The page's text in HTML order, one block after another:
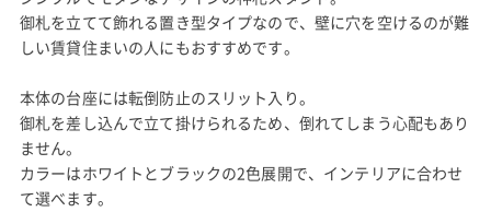
御札を立てて飾れる置き型タイプなので、壁に穴を空けるのが難
しい賃貸住まいの人にもおすすめです。
本体の台座には転倒防止のスリット入り。
御札を差し込んで立て掛けられるため、倒れてしまう心配もあり
ません。
カラーはホワイトとブラックの2色展開で、インテリアに合わせ
て選べます。